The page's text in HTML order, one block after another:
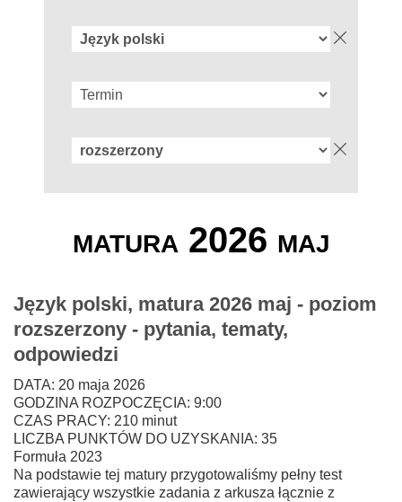
matura 2026 maj
Język polski, matura 2026 maj - poziom
rozszerzony - pytania, tematy,
odpowiedzi
DATA: 20 maja 2026
GODZINA ROZPOCZĘCIA: 9:00
CZAS PRACY: 210 minut
LICZBA PUNKTÓW DO UZYSKANIA: 35
Formuła 2023
Na podstawie tej matury przygotowaliśmy pełny test
zawierający wszystkie zadania z arkusza łącznie z